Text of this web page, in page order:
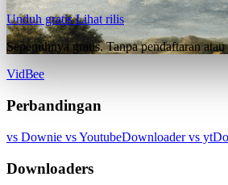
Unduh gratisLihat rilis
Sepenuhnya gratis. Tanpa pendaftaran
VidBee
Perbandingan
vs Downie vs YoutubeDownloadervs
Downloaders